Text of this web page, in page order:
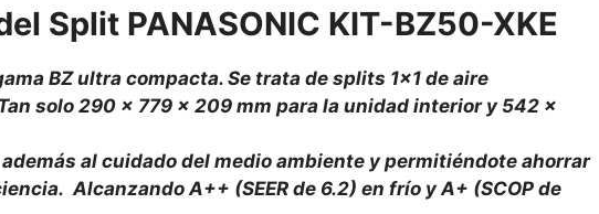
Split PANASONIC KIT-BZ50-XKE
BZ ultra compacta. Se trata de splits 1×1 de aire
solo 290 x 779 x 209 mm para la unidad interior y 542 x
al cuidado del medio ambiente y permitiéndote ahorrar
Alcanzando A++ (SEER de 6.2) en frío y A+ (SCOP de